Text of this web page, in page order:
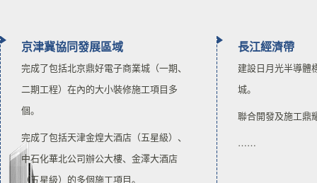
京津冀協同發展區域
完成了包括北京鼎好電子商業城（一期、
二期工程）在內的大小裝修施工項目多
個。
完成了包括天津金煌大酒店（五星級）、
中石化華北公司辦公大樓、金澤大酒店
（五星級）的多個施工項目。
長江經濟帶
建設日月光半導體
城。
聯合開發及施工鼎
……